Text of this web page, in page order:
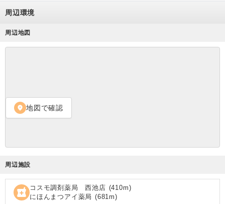
周辺環境
周辺地図
location_on 地図で確認
周辺施設
local_pharmacy コスモ調剤薬局 西池店 (410m)
にほんまつアイ薬局 (681m)